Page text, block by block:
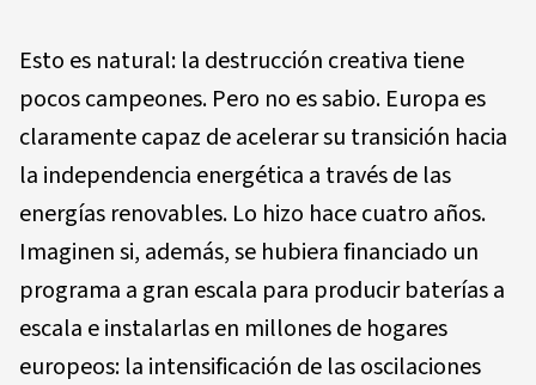
Esto es natural: la destrucción creativa tiene
pocos campeones. Pero no es sabio. Europa es
claramente capaz de acelerar su transición hacia
la independencia energética a través de las
energías renovables. Lo hizo hace cuatro años.
Imaginen si, además, se hubiera financiado un
programa a gran escala para producir baterías a
escala e instalarlas en millones de hogares
europeos: la intensificación de las oscilaciones